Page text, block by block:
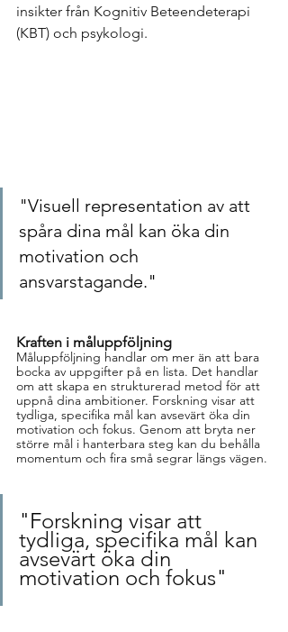
insikter från Kognitiv Beteendeterapi
(KBT) och psykologi.
"Visuell representation av att
spåra dina mål kan öka din
motivation och
ansvarstagande."
Kraften i måluppföljning
Måluppföljning handlar om mer än att bara
bocka av uppgifter på en lista. Det handlar
om att skapa en strukturerad metod för att
uppnå dina ambitioner. Forskning visar att
tydliga, specifika mål kan avsevärt öka din
motivation och fokus. Genom att bryta ner
större mål i hanterbara steg kan du behålla
momentum och fira små segrar längs vägen.
"Forskning visar att
tydliga, specifika mål kan
avsevärt öka din
motivation och fokus"